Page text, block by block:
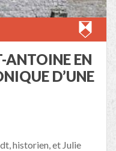
ANTOINE EN
D’UNE
historien, et Julie